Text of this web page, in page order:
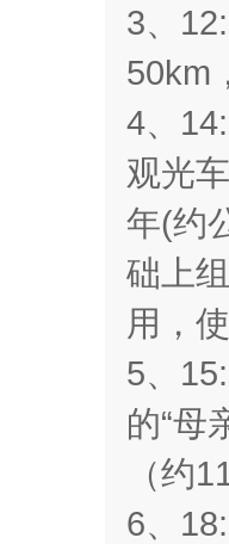
3、
50km
4、
观光
年(约
础上
用，
5、
的“母
（约
6、